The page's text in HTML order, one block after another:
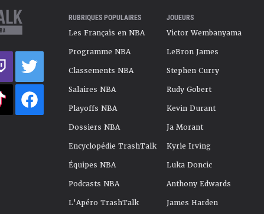
RUBRIQUES POPULAIRES
Les Français en NBA
Programme NBA
Classements NBA
Salaires NBA
Playoffs NBA
Dossiers NBA
Encyclopédie TrashTalk
Équipes NBA
Podcasts NBA
L'Apéro TrashTalk
JOUEURS
Victor Wembanyama
LeBron James
Stephen Curry
Rudy Gobert
Kevin Durant
Ja Morant
Kyrie Irving
Luka Doncic
Anthony Edwards
James Harden